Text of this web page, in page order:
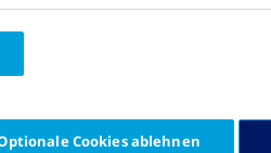
Cookies ablehnen